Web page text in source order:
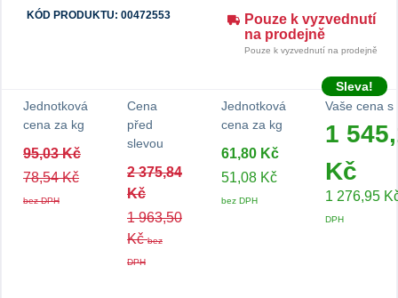
KÓD PRODUKTU: 00472553
Pouze k vyzvednutí
na prodejně
Pouze k vyzvednutí na prodejně
Jednotková
cena za kg
95,03 Kč
78,54 Kč
bez DPH
Cena
před
slevou
2 375,84
Kč
1 963,50
Kčbez
DPH
Jednotková
cena za kg
61,80 Kč
51,08 Kč
bez DPH
Sleva!
Vaše cena s
1
Kč
1 276,95
DPH